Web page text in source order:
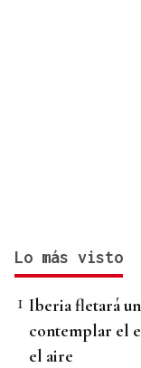
Lo más visto
Iberia fletará
contemplar el
el aire